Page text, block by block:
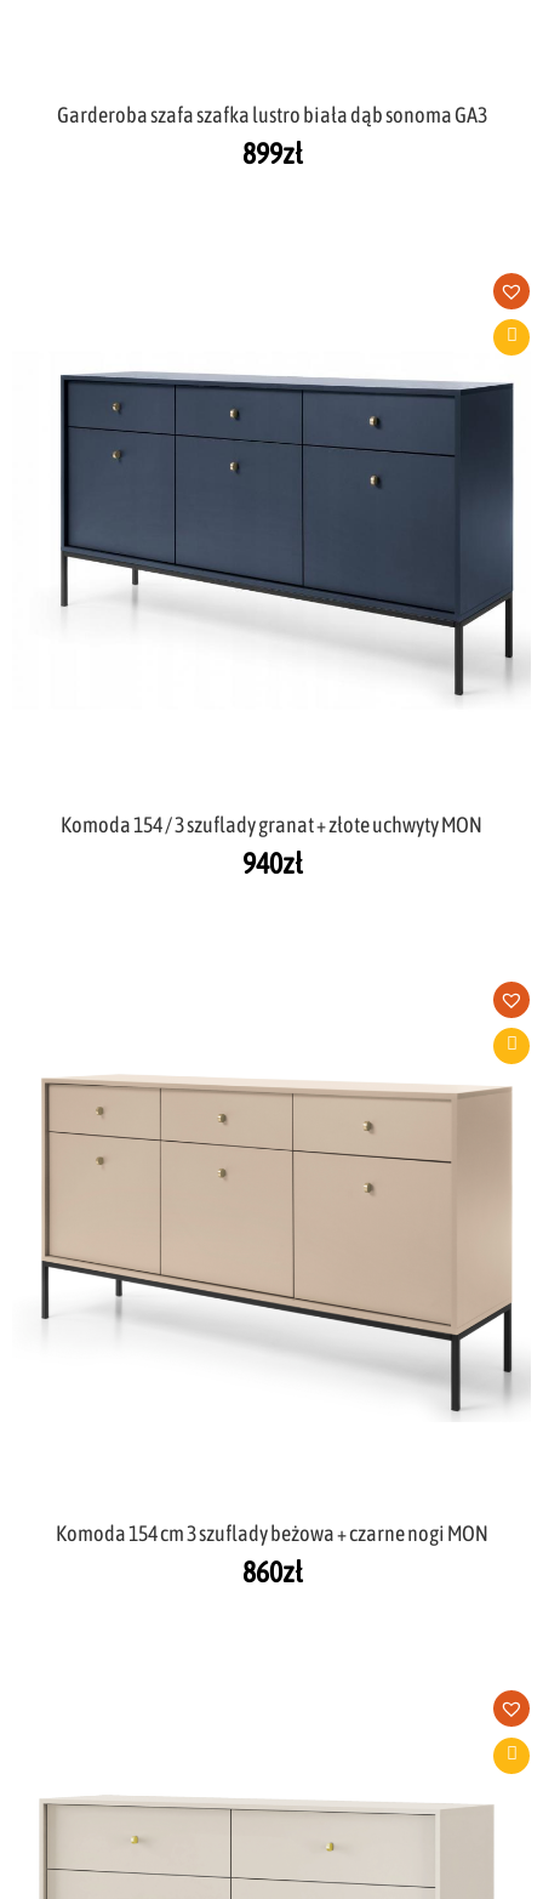
Garderoba szafa szafka lustro biała dąb sonoma GA3
899zł
Komoda 154 / 3 szuflady granat + złote uchwyty MON
940zł
Komoda 154 cm 3 szuflady beżowa + czarne nogi MON
860zł